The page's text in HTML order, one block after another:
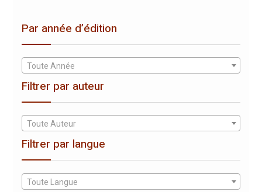
Par année d’édition
Toute Année
Filtrer par auteur
Toute Auteur
Filtrer par langue
Toute Langue